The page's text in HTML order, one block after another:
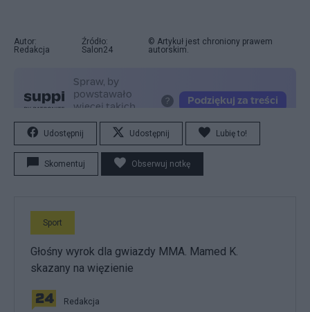
Autor:
Redakcja
Źródło:
Salon24
© Artykuł jest chroniony prawem
autorskim.
Udostępnij Udostępnij Lubię to!
Skomentuj Obserwuj notkę
Sport
Głośny wyrok dla gwiazdy MMA. Mamed K.
skazany na więzienie
Redakcja